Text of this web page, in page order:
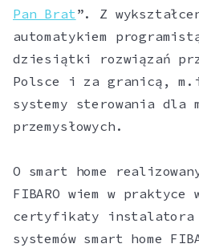
Pan Brat”. Z
automatykiem
dziesiątki rozwiązań
Polsce i za granicą,
systemy sterowania dla
przemysłowych.
O smart home
FIBARO wiem w praktyce
certyfikaty instalatora
systemów smart home